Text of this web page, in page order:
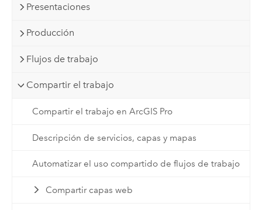
Presentaciones
Producción
Flujos de trabajo
Compartir el trabajo
Compartir el trabajo en ArcGIS Pro
Descripción de servicios, capas y mapas
Automatizar el uso compartido de flujos de trabajo
Compartir capas web